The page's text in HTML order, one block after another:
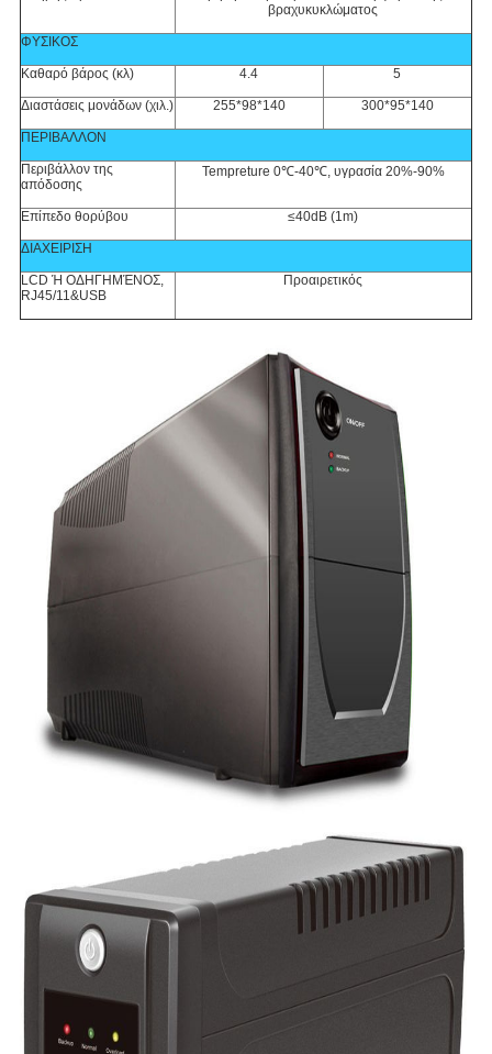
βραχυκυκλώματος
ΦΥΣΙΚΟΣ
Καθαρό βάρος (κλ) 4.4 5
Διαστάσεις μονάδων (χιλ.) 255*98*140 300*95*140
ΠΕΡΙΒΑΛΛΟΝ
Περιβάλλον της
απόδοσης
Tempreture 0℃-40℃, υγρασία 20%-90%
Επίπεδο θορύβου ≤40dB (1m)
ΔΙΑΧΕΙΡΙΣΗ
LCD Ή ΟΔΗΓΗΜΈΝΟΣ,
RJ45/11&USB
Προαιρετικός